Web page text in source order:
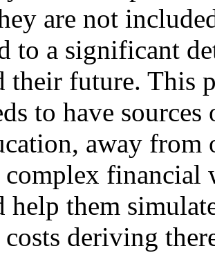
are not
to a significant
their future. This
to have
away from
complex
help them
costs deriving